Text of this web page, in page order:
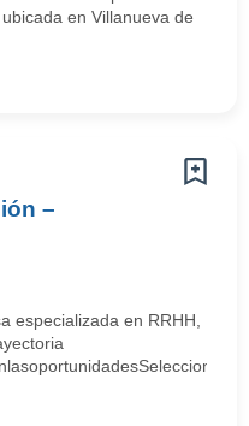
en Villanueva de
–
especializada en RRHH,